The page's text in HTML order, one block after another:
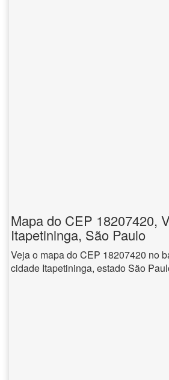
Mapa do CEP 18207420,
Itapetininga, São Paulo
Veja o mapa do CEP 18207420 no
cidade Itapetininga, estado São